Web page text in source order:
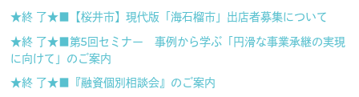
★終 了★■【桜井市】現代版「海石榴市」出店者募集について
★終 了★■第5回セミナー 事例から学ぶ「円滑な事業承継の実現
に向けて」のご案内
★終 了★■『融資個別相談会』のご案内